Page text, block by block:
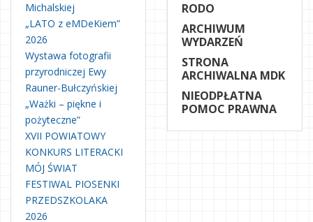
Michalskiej
„LATO z eMDeKiem”
2026
Wystawa fotografii
przyrodniczej Ewy
Rauner-Bułczyńskiej
„Ważki – piękne i
pożyteczne”
XVII POWIATOWY
KONKURS LITERACKI
MÓJ ŚWIAT
FESTIWAL PIOSENKI
PRZEDSZKOLAKA
2026
RODO
ARCHIWUM
WYDARZEŃ
STRONA
ARCHIWALNA MDK
NIEODPŁATNA
POMOC PRAWNA